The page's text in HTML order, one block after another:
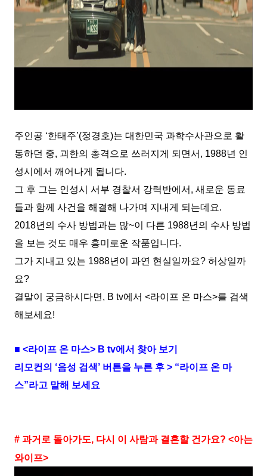
주인공 ‘한태주’(정경호)는 대한민국 과학수사관으로 활
동하던 중, 괴한의 총격으로 쓰러지게 되면서, 1988년 인
성시에서 깨어나게 됩니다.
그 후 그는 인성시 서부 경찰서 강력반에서, 새로운 동료
들과 함께 사건을 해결해 나가며 지내게 되는데요.
2018년의 수사 방법과는 많~이 다른 1988년의 수사 방법
을 보는 것도 매우 흥미로운 작품입니다.
그가 지내고 있는 1988년이 과연 현실일까요? 허상일까
요?
결말이 궁금하시다면, B tv에서 <라이프 온 마스>를 검색
해보세요!
■ <라이프 온 마스> B tv에서 찾아 보기
리모컨의 ‘음성 검색’ 버튼을 누른 후 > “라이프 온 마
스”라고 말해 보세요
# 과거로 돌아가도, 다시 이 사람과 결혼할 건가요? <아는
와이프>